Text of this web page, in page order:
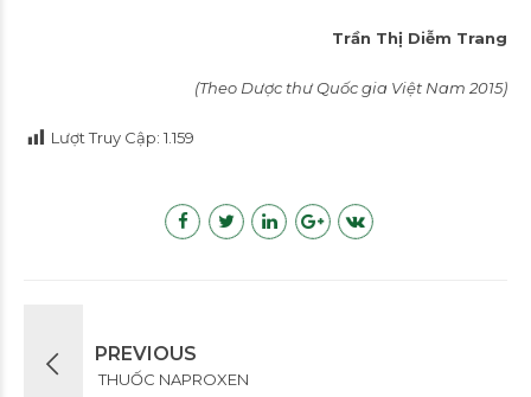
Trần Thị Diễm Trang
(Theo Dược thư Quốc gia Việt Nam 2015)
Lượt Truy Cập: 1.159
PREVIOUS
THUỐC NAPROXEN